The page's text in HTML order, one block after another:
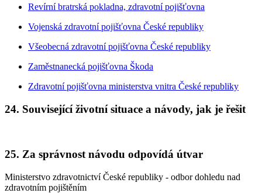
Revírní bratrská pokladna, zdravotní pojišťovna
Vojenská zdravotní pojišťovna České republiky
Všeobecná zdravotní pojišťovna České republiky
Zaměstnanecká pojišťovna Škoda
Zdravotní pojišťovna ministerstva vnitra České republiky
24. Související životní situace a návody, jak je řešit
25. Za správnost návodu odpovídá útvar
Ministerstvo zdravotnictví České republiky - odbor dohledu nad
zdravotním pojištěním